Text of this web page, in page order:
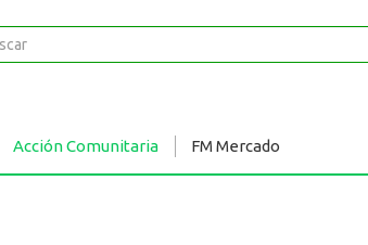
Acción Comunitaria FM Mercado